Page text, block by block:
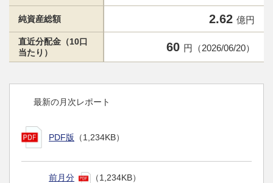
純資産総額 2.62 億円
直近分配金（10口
当たり）
60 円（2026/06/20）
最新の月次レポート
PDF版 （1,234KB）
前月分 （1,234KB）